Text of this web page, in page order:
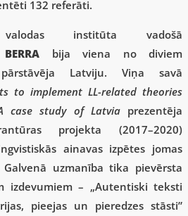
132 referāti.
institūta vadošā
bija viena no diviem
Latviju. Viņa savā
to implement LL-related theories
case study of Latvia prezentēja
projekta (2017–2020)
ainavas izpētes jomas
uzmanība tika pievērsta
izdevumiem – „Autentiski teksti
pieejas un pieredzes stāsti”